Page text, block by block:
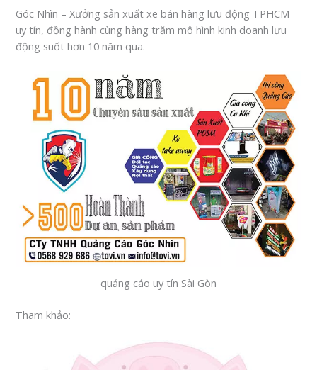
Góc Nhìn – Xưởng sản xuất xe bán hàng lưu động TPHCM
uy tín, đồng hành cùng hàng trăm mô hình kinh doanh lưu
động suốt hơn 10 năm qua.
quảng cáo uy tín Sài Gòn
Tham khảo: